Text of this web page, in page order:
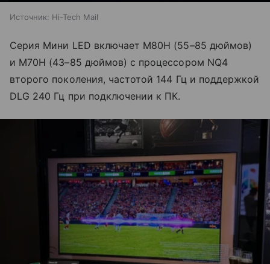
Источник: Hi-Tech Mail
Серия Мини LED включает M80H (55–85 дюймов)
и M70H (43–85 дюймов) с процессором NQ4
второго поколения, частотой 144 Гц и поддержкой
DLG 240 Гц при подключении к ПК.